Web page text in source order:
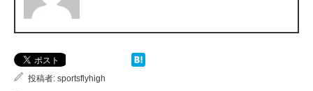
投稿者: sportsflyhigh